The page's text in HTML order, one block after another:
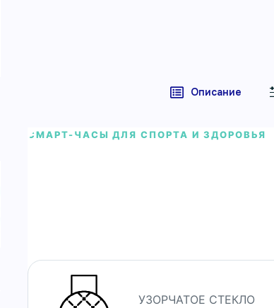
Описание
СМАРТ-ЧАСЫ ДЛЯ СПОРТА И ЗДОРОВЬЯ
УЗОРЧАТОЕ СТЕКЛО